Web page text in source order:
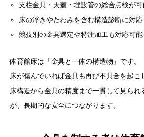
支柱金具・天蓋・埋設管の総合点検が可
床の浮きやたわみを含む構造診断に対応
競技別の金具選定や特注加工も対応可能
体育館床は「金具と一体の構造物」です。
床が傷んでいれば金具も再び不具合を起こ
床構造から金具の精度まで一貫して見られ
が、長期的な安全につながります。